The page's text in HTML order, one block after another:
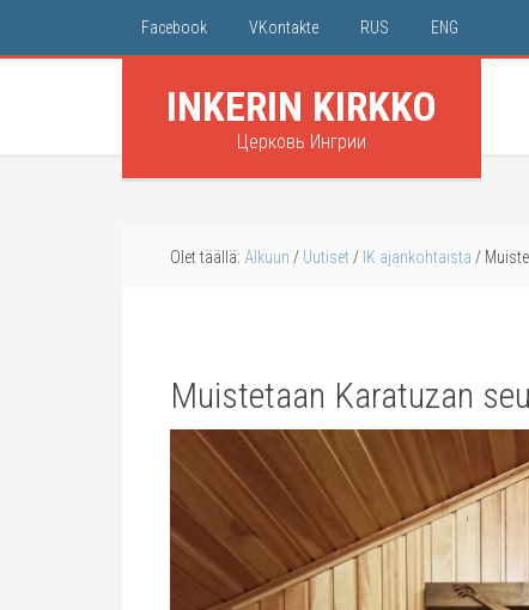
Facebook VKontakte RUS ENG
INKERIN KIRKKO
Церковь Ингрии
Olet täällä: Alkuun / Uutiset / IK ajankohtaista /
Muistetaan Karatuzan